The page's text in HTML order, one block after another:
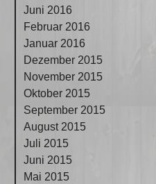
Juni 2016
Februar 2016
Januar 2016
Dezember 2015
November 2015
Oktober 2015
September 2015
August 2015
Juli 2015
Juni 2015
Mai 2015